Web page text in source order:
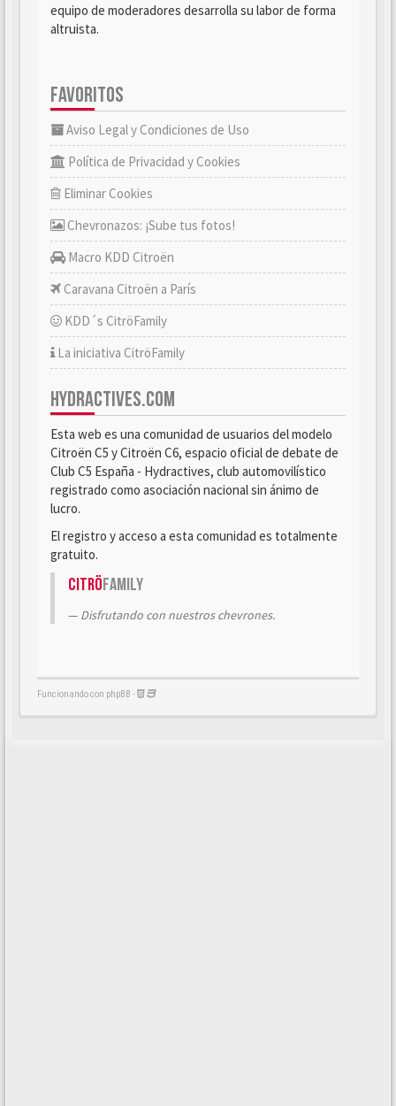
equipo de moderadores desarrolla su labor de forma
altruista.
FAVORITOS
Aviso Legal y Condiciones de Uso
Política de Privacidad y Cookies
Eliminar Cookies
Chevronazos: ¡Sube tus fotos!
Macro KDD Citroën
Caravana Citroën a París
KDD´s CitröFamily
La iniciativa CitröFamily
HYDRACTIVES.COM
Esta web es una comunidad de usuarios del modelo
Citroën C5 y Citroën C6, espacio oficial de debate de
Club C5 España - Hydractives, club automovilístico
registrado como asociación nacional sin ánimo de
lucro.
El registro y acceso a esta comunidad es totalmente
gratuito.
CitröFamily
Disfrutando con nuestros chevrones.
Funcionando con phpBB -